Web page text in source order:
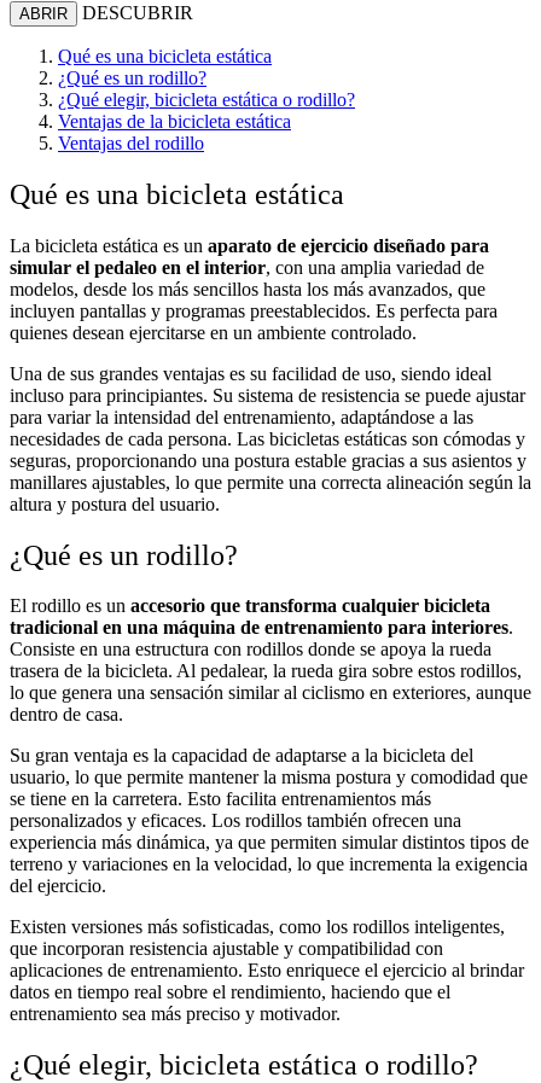
ABRIR DESCUBRIR
Qué es una bicicleta estática
¿Qué es un rodillo?
¿Qué elegir, bicicleta estática o rodillo?
Ventajas de la bicicleta estática
Ventajas del rodillo
Qué es una bicicleta estática
La bicicleta estática es un aparato de ejercicio diseñado para
simular el pedaleo en el interior, con una amplia variedad de
modelos, desde los más sencillos hasta los más avanzados, que
incluyen pantallas y programas preestablecidos. Es perfecta para
quienes desean ejercitarse en un ambiente controlado.
Una de sus grandes ventajas es su facilidad de uso, siendo ideal
incluso para principiantes. Su sistema de resistencia se puede ajustar
para variar la intensidad del entrenamiento, adaptándose a las
necesidades de cada persona. Las bicicletas estáticas son cómodas y
seguras, proporcionando una postura estable gracias a sus asientos y
manillares ajustables, lo que permite una correcta alineación según la
altura y postura del usuario.
¿Qué es un rodillo?
El rodillo es un accesorio que transforma cualquier bicicleta
tradicional en una máquina de entrenamiento para interiores.
Consiste en una estructura con rodillos donde se apoya la rueda
trasera de la bicicleta. Al pedalear, la rueda gira sobre estos rodillos,
lo que genera una sensación similar al ciclismo en exteriores, aunque
dentro de casa.
Su gran ventaja es la capacidad de adaptarse a la bicicleta del
usuario, lo que permite mantener la misma postura y comodidad que
se tiene en la carretera. Esto facilita entrenamientos más
personalizados y eficaces. Los rodillos también ofrecen una
experiencia más dinámica, ya que permiten simular distintos tipos de
terreno y variaciones en la velocidad, lo que incrementa la exigencia
del ejercicio.
Existen versiones más sofisticadas, como los rodillos inteligentes,
que incorporan resistencia ajustable y compatibilidad con
aplicaciones de entrenamiento. Esto enriquece el ejercicio al brindar
datos en tiempo real sobre el rendimiento, haciendo que el
entrenamiento sea más preciso y motivador.
¿Qué elegir, bicicleta estática o rodillo?